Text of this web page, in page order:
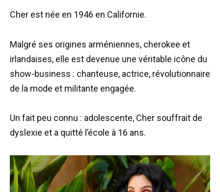
Cher est née en 1946 en Californie.
Malgré ses origines arméniennes, cherokee et
irlandaises, elle est devenue une véritable icône du
show-business : chanteuse, actrice, révolutionnaire
de la mode et militante engagée.
Un fait peu connu : adolescente, Cher souffrait de
dyslexie et a quitté l’école à 16 ans.